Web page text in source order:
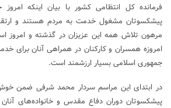
فرمانده کل انتظامی کشور با بیان اینکه امروز
پیشکسوتان مشغول خدمت به مردم هستند و
مرهون تلاش همه این عزیزان در گذشته و
امروزه همسران و کارکنان در همراهی آنان برای
جمهوری اسلامی بسیار ارزشمند است.
در ابتدای این مراسم سردار محمد شرفی ضمن
پیشکسوتان دوران دفاع مقدس و خانواده‌های آنان